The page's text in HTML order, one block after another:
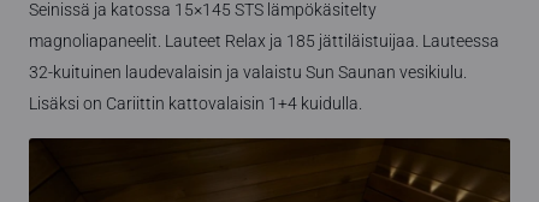
Seinissä ja katossa 15×145 STS lämpökäsitelty
magnoliapaneelit. Lauteet Relax ja 185 jättiläistuijaa. Lauteessa
32-kuituinen laudevalaisin ja valaistu Sun Saunan vesikiulu.
Lisäksi on Cariittin kattovalaisin 1+4 kuidulla.